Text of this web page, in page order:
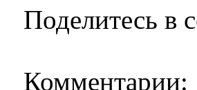
Поделитесь в
Комментарии: